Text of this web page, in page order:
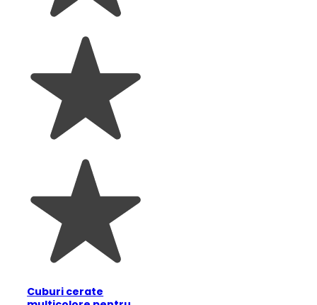
Cuburi cerate